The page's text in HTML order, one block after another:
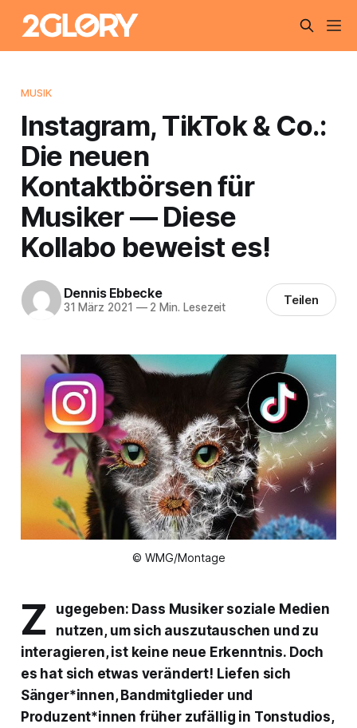
MUSIK
Instagram, TikTok & Co.:
Die neuen
Kontaktbörsen für
Musiker — Diese
Kollabo beweist es!
Dennis Ebbecke
31 März 2021 —2 Min. Lesezeit Teilen
© WMG/Montage
Z
ugegeben: Dass Musiker soziale Medien
nutzen, um sich auszutauschen und zu
interagieren, ist keine neue Erkenntnis. Doch
es hat sich etwas verändert! Liefen sich
Sänger*innen, Bandmitglieder und
Produzent*innen früher zufällig in Tonstudios,